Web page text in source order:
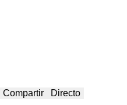
Compartir Directo